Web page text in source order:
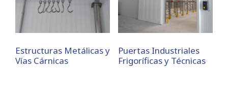
Estructuras Metálicas y
Vías Cárnicas
Puertas Industriales
Frigoríficas y Técnicas